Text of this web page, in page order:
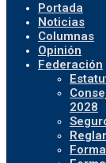
Portada
Noticias
Columnas
Opinión
Federación
2028